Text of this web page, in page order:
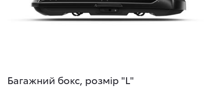
Багажний бокс, розмір "L"